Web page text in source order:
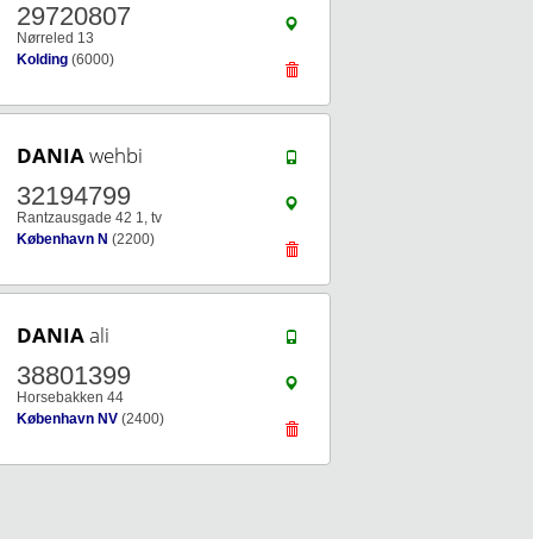
29720807
Nørreled 13
Kolding (6000)
DANIAwehbi
32194799
Rantzausgade 42 1, tv
København N (2200)
DANIAali
38801399
Horsebakken 44
København NV (2400)